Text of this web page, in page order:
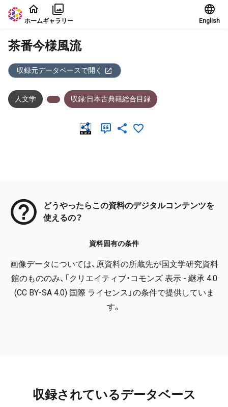
本文に飛ぶ
ホームギャラリー English
茶番今様風流
収録元データベースで開く
人文学 収録:日本古典籍総合目録
どうやったらこの資料のデジタルコンテンツを
使えるの？
資料固有の条件
画像データについては、原資料の所蔵先が国文学研究資料
館のもののみ、「クリエイティブ・コモンズ 表示 - 継承 4.0
(CC BY-SA 4.0) 国際 ライセンス」の条件で提供していま
す。
収録されているデータベース